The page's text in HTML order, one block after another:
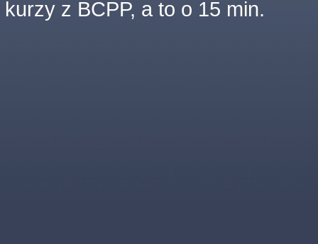
kurzy z BCPP, a to o 15 min.